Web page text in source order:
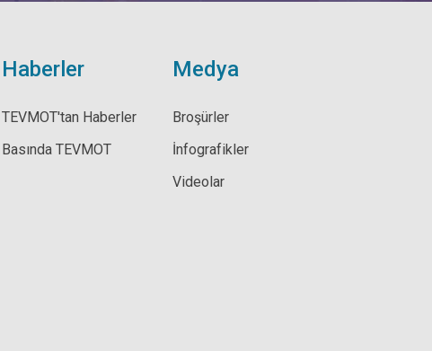
Haberler
TEVMOT'tan Haberler
Basında TEVMOT
Medya
Broşürler
İnfografikler
Videolar